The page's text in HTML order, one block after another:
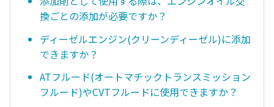
換ごとの添加が必要ですか？
ディーゼルエンジン(クリーンディーゼル)に添加
できますか？
ATフルード(オートマチックトランスミッション
フルード)やCVTフルードに使用できますか？